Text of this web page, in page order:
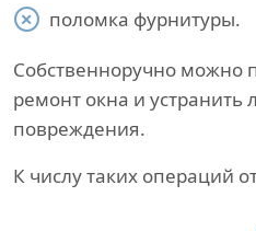
поломка фурнитуры.
Собственноручно можно
ремонт окна и устранить
повреждения.
К числу таких операций